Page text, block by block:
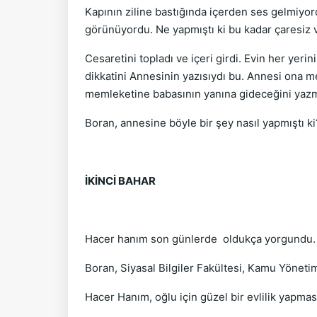
Kapının ziline bastığında içerden ses
görünüyordu. Ne yapmıştı ki bu kadar çaresiz
Cesaretini topladı ve içeri girdi. Evin her
dikkatini Annesinin yazısıydı bu. Annesi ona
memleketine babasının yanına gideceğini
Boran, annesine böyle bir şey nasıl yapmıştı
İKİNCİ BAHAR
Hacer hanım son günlerde oldukça
Boran, Siyasal Bilgiler Fakültesi, Kamu
Hacer Hanım, oğlu için güzel bir evlilik